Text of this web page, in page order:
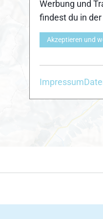
Werbung und
findest du in der
Akzeptieren und
Impressum